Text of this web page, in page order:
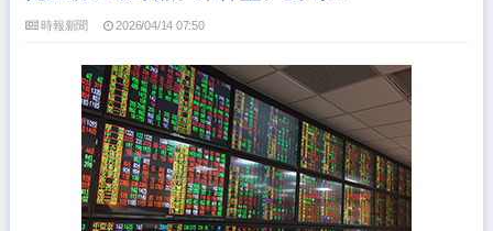
時報新聞 2026/04/14 07:50